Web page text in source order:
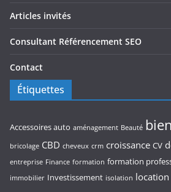
Articles invités
Consultant Référencement SEO
Contact
Étiquettes
Accessoires auto aménagement Beauté
bricolage CBD cheveux crm croissance CV
entreprise Finance formation formation
immobilier Investissement isolation location